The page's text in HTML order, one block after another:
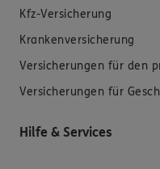
Kfz-Versicherung
Krankenversicherung
Versicherungen für den
Versicherungen für
Hilfe & Services